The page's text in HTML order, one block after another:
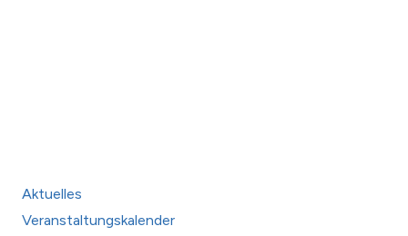
Aktuelles
Veranstaltungskalender